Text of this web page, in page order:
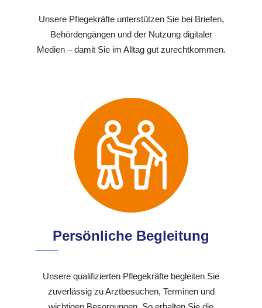
Unsere Pflegekräfte unterstützen Sie bei Briefen,
Behördengängen und der Nutzung digitaler
Medien – damit Sie im Alltag gut zurechtkommen.
Persönliche Begleitung
Unsere qualifizierten Pflegekräfte begleiten Sie
zuverlässig zu Arztbesuchen, Terminen und